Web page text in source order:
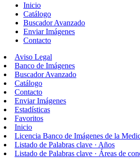
Inicio
Catálogo
Buscador Avanzado
Enviar Imágenes
Contacto
Aviso Legal
Banco de Imágenes
Buscador Avanzado
Catálogo
Contacto
Enviar Imágenes
Estadísticas
Favoritos
Inicio
Licencia Banco de Imágenes de la
Listado de Palabras clave · Años
Listado de Palabras clave · Áreas de